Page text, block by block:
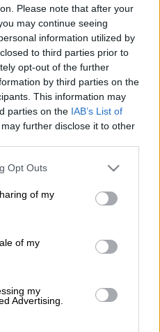
Please note that after your
may continue seeing
information utilized by
to third parties prior to
opt-out of the further
by third parties on the
This information may
parties on the IAB’s List of
further disclose it to other
uses one or more Google
behaviour. You may click to
and its third-party tags to
purposes in below Google
Opt Outs
of my
of my
my
Advertising.
στη Google
έκρουσε η
(ΕΚΤ) στις
ασφαλείας. Η ΕΚΤ
ιδρύματα να
την ικανότητά
και να
στο